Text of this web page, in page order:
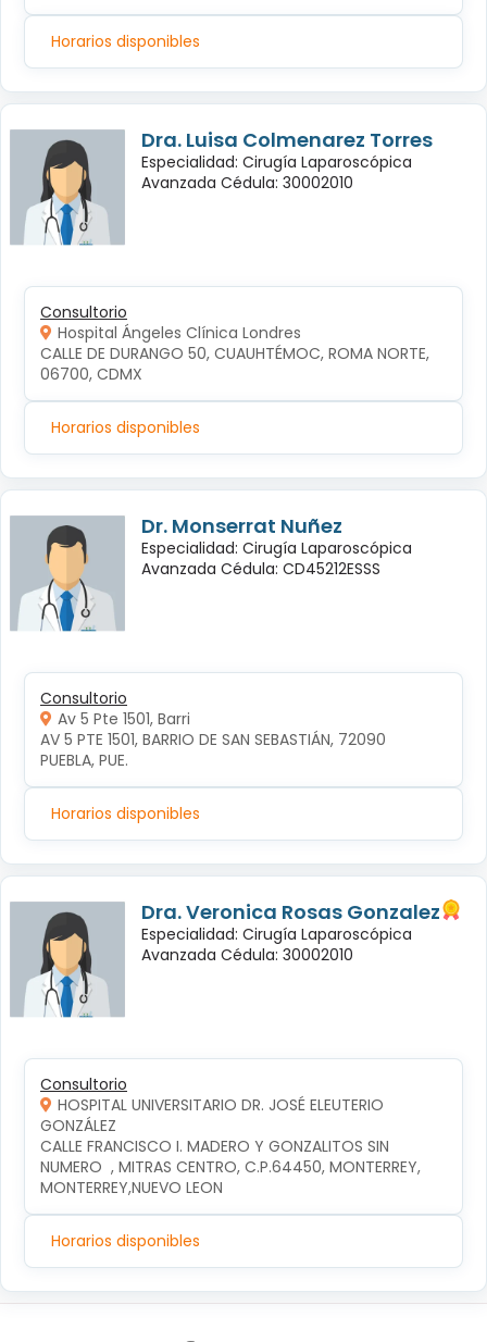
Horarios disponibles
Dra. Luisa Colmenarez Torres
Especialidad: Cirugía Laparoscópica
Avanzada Cédula: 30002010
Consultorio
Hospital Ángeles Clínica Londres
CALLE DE DURANGO 50, CUAUHTÉMOC, ROMA NORTE,
06700, CDMX
Horarios disponibles
Dr. Monserrat Nuñez
Especialidad: Cirugía Laparoscópica
Avanzada Cédula: CD45212ESSS
Consultorio
Av 5 Pte 1501, Barri
AV 5 PTE 1501, BARRIO DE SAN SEBASTIÁN, 72090
PUEBLA, PUE.
Horarios disponibles
Dra. Veronica Rosas Gonzalez
Especialidad: Cirugía Laparoscópica
Avanzada Cédula: 30002010
Consultorio
HOSPITAL UNIVERSITARIO DR. JOSÉ ELEUTERIO
GONZÁLEZ
CALLE FRANCISCO I. MADERO Y GONZALITOS SIN
NUMERO  , MITRAS CENTRO, C.P.64450, MONTERREY,
MONTERREY,NUEVO LEON
Horarios disponibles